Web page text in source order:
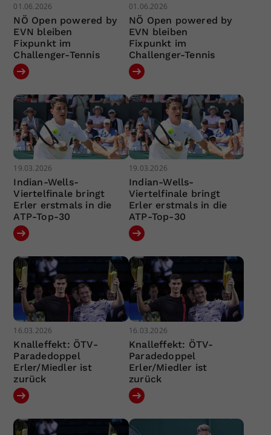
01.06.2026
NÖ Open powered by
EVN bleiben
Fixpunkt im
Challenger-Tennis
01.06.2026
NÖ Open powered by
EVN bleiben
Fixpunkt im
Challenger-Tennis
19.03.2026
Indian-Wells-
Viertelfinale bringt
Erler erstmals in die
ATP-Top-30
19.03.2026
Indian-Wells-
Viertelfinale bringt
Erler erstmals in die
ATP-Top-30
16.03.2026
Knalleffekt: ÖTV-
Paradedoppel
Erler/Miedler ist
zurück
16.03.2026
Knalleffekt: ÖTV-
Paradedoppel
Erler/Miedler ist
zurück